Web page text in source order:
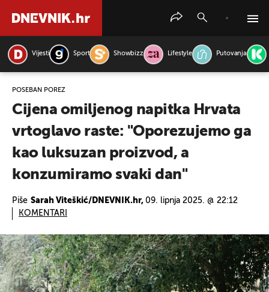
Vijesti Sport Showbizz Lifestyle Putovanja
POSEBAN POREZ
Cijena omiljenog napitka Hrvata
vrtoglavo raste: "Oporezujemo ga
kao luksuzan proizvod, a
konzumiramo svaki dan"
Piše Sarah Viteškić/DNEVNIK.hr, 09. lipnja 2025. @ 22:12
KOMENTARI
PRETRAŽITE VIJESTI